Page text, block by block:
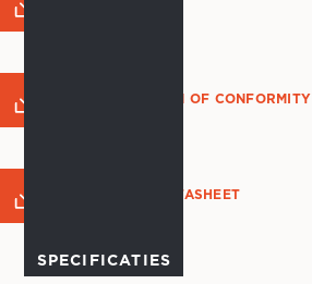
DECLARATION OF CONFORMITY
PRODUCT DATASHEET
SPECIFICATIES